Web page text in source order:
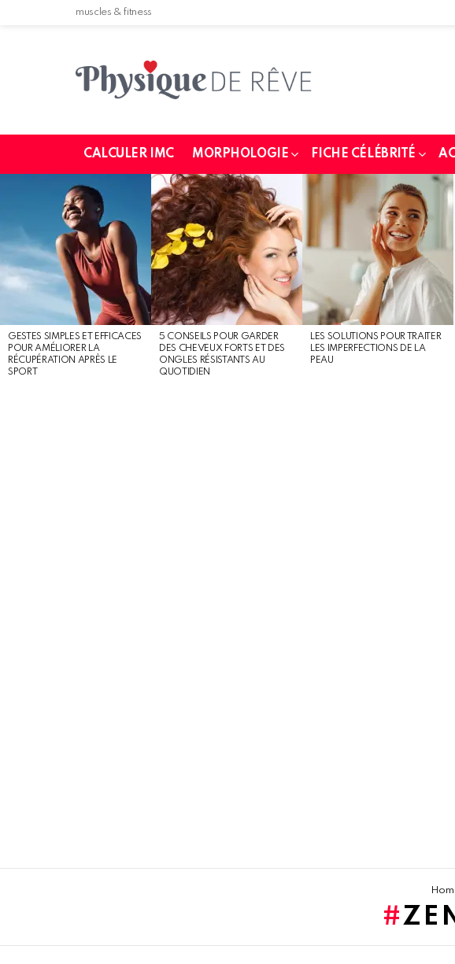
muscles & fitness
CALCULER IMC MORPHOLOGIE FICHE CÉLÉBRITÉ
GESTES SIMPLES ET EFFICACES
POUR AMÉLIORER LA
RÉCUPÉRATION APRÈS LE
SPORT
5 CONSEILS POUR GARDER
DES CHEVEUX FORTS ET DES
ONGLES RÉSISTANTS AU
QUOTIDIEN
LES SOLUTIONS POUR TRAITER
LES IMPERFECTIONS DE LA
PEAU